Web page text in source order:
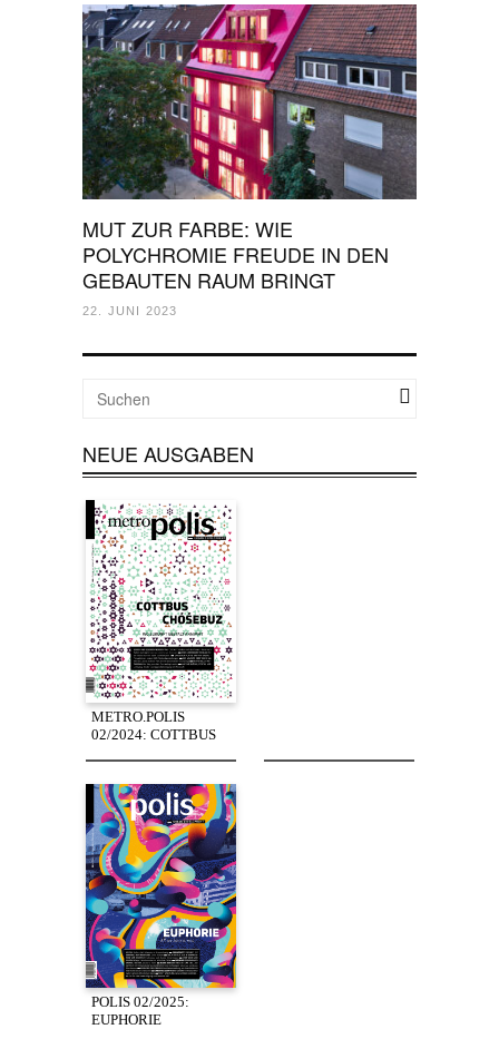
MUT ZUR FARBE: WIE
POLYCHROMIE FREUDE IN DEN
GEBAUTEN RAUM BRINGT
22. JUNI 2023
NEUE AUSGABEN
METRO.POLIS
02/2024: COTTBUS
POLIS 02/2025:
EUPHORIE